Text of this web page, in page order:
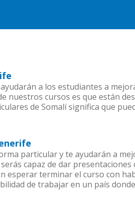
a los estudiantes a
nuestros cursos es que están
de Somalí significa que
particular y te ayudarán a
capaz de dar
terminar el curso con
de trabajar en un país